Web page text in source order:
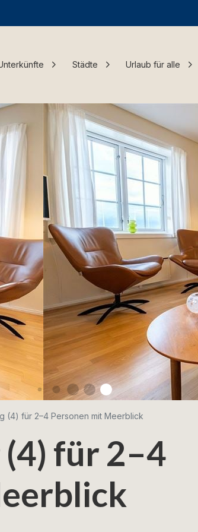
Städte Urlaub für alle
(4) für 2–4 Personen mit Meerblick
für 2–4